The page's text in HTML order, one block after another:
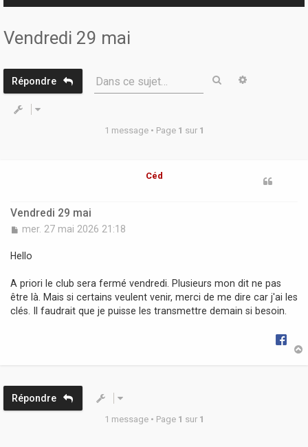
Vendredi 29 mai
Répondre Dans ce sujet… Rechercher
1 message • Page 1 sur 1
Céd
Vendredi 29 mai
M
s
g
e
mer. 27 mai 2026 21:18
Hello
A priori le club sera fermé vendredi. Plusieurs mon dit ne pas
être là. Mais si certains veulent venir, merci de me dire car j'ai les
clés. Il faudrait que je puisse les transmettre demain si besoin.
Répondre
1 message • Page 1 sur 1